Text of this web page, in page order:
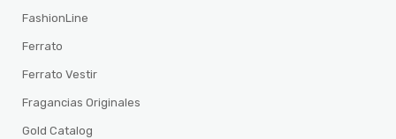
FashionLine
Ferrato
Ferrato Vestir
Fragancias Originales
Gold Catalog